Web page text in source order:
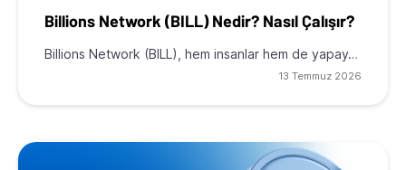
Billions Network (BILL) Nedir? Nasıl Çalışır?
Billions Network (BILL), hem insanlar hem de yapay…
13 Temmuz 2026